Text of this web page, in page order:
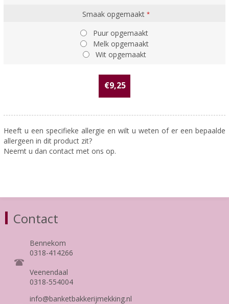
Smaak opgemaakt *
Puur opgemaakt
Melk opgemaakt
Wit opgemaakt
€9,25
Heeft u een specifieke allergie en wilt u weten of er een bepaalde
allergeen in dit product zit?
Neemt u dan contact met ons op.
Contact
Bennekom
0318-414266
Veenendaal
0318-554004
info@banketbakkerijmekking.nl